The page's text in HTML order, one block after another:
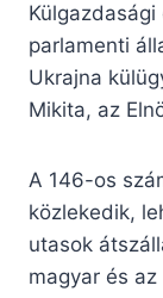
parlamenti
Ukrajna
Mikita, az
A 146-os
közlekedik,
utasok
magyar és